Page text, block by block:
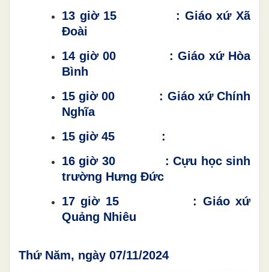
13 giờ 15 : Giáo xứ Xã
Đoài
14 giờ 00 : Giáo xứ Hòa
Bình
15 giờ 00 : Giáo xứ Chính
Nghĩa
15 giờ 45 :
16 giờ 30 : Cựu học sinh
trường Hưng Đức
17 giờ 15 : Giáo xứ
Quảng Nhiêu
Thứ Năm, ngày 07/11/2024